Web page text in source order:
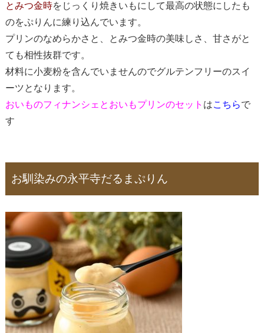
とみつ金時をじっくり焼きいもにして最高の状態にしたも
のをぷりんに練り込んでいます。
プリンのなめらかさと、とみつ金時の美味しさ、甘さがと
ても相性抜群です。
材料に小麦粉を含んでいませんのでグルテンフリーのスイ
ーツとなります。
おいものフィナンシェとおいもプリンのセット はこちらで
す
お馴染みの永平寺だるまぷりん